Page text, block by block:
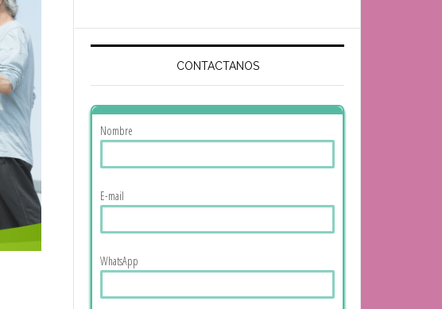
CONTACTANOS
Nombre
E-mail
WhatsApp